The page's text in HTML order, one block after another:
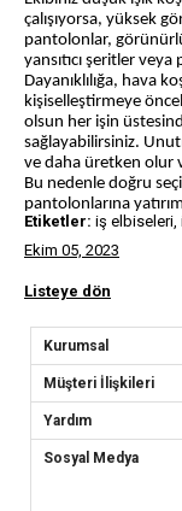
çalışıyorsa, yüksek
pantolonlar,
yansıtıcı şeritler
Dayanıklılığa, hava
kişiselleştirmeye
olsun her işin
sağlayabilirsiniz.
ve daha üretken olur
Bu nedenle doğru
pantolonlarına
Etiketler: iş elbiseleri,
Ekim 05, 2023
Listeye dön
Kurumsal
Müşteri İlişkileri
Yardım
Sosyal Medya